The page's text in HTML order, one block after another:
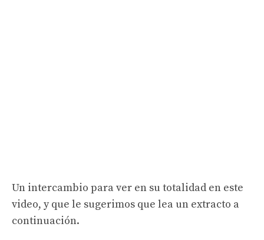
Un intercambio para ver en su totalidad en este
video, y que le sugerimos que lea un extracto a
continuación.